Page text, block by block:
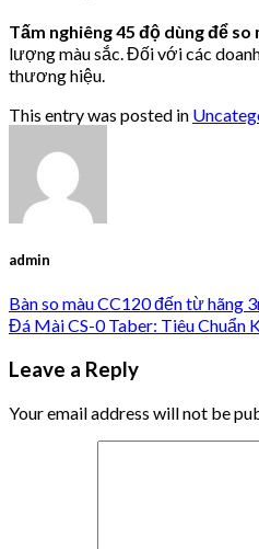
Tấm nghiêng 45 độ dùng để
lượng màu sắc. Đối với các
thương hiệu.
This entry was posted in
admin
Bàn so màu CC120 đến từ hãng
Đá Mài CS-0 Taber: Tiêu Chuẩn
Leave a Reply
Your email address will not be